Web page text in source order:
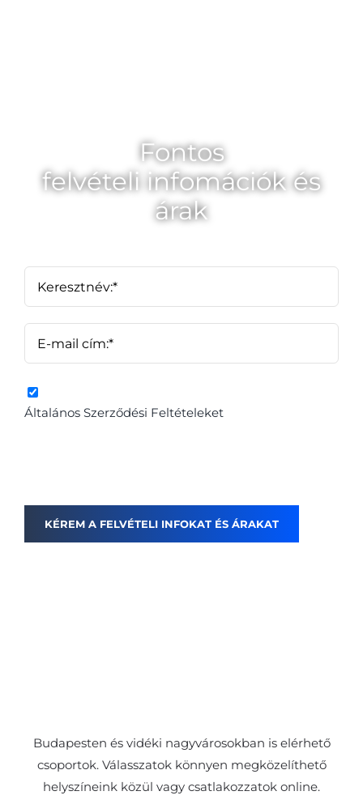
Fontos
felvételi infomációk és
árak
Általános Szerződési Feltételeket
Budapesten és vidéki nagyvárosokban is elérhető
csoportok. Válasszatok könnyen megközelíthető
helyszíneink közül vagy csatlakozzatok online.